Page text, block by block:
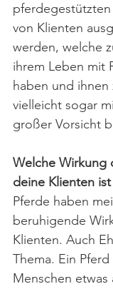
von Klienten
werden, welche
ihrem Leben mit
haben und ihnen
vielleicht sogar
großer Vorsicht
Welche Wirkung
deine Klienten
Pferde haben
beruhigende
Klienten. Auch
Thema. Ein
Menschen etwas